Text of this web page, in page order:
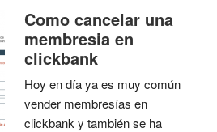
Como cancelar una
membresia en
clickbank
Hoy en día ya es muy común
vender membresías en
clickbank y también se ha